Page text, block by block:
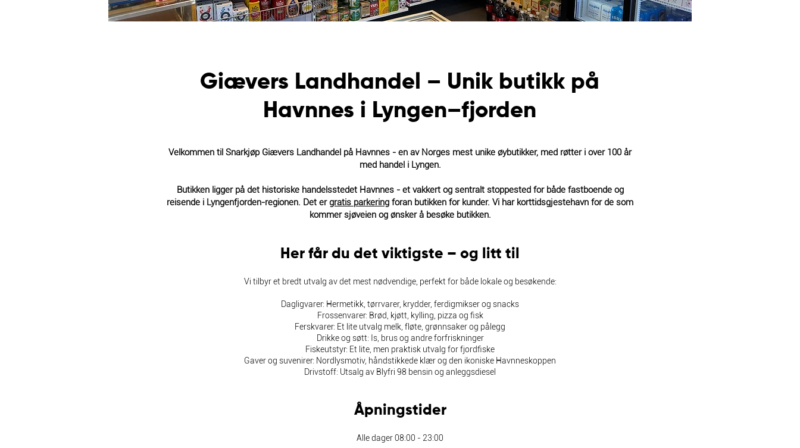
Giævers Landhandel – Unik butikk på
Havnnes i Lyngen–fjorden
Velkommen til Snarkjøp Giævers Landhandel på Havnnes - en av Norges mest unike øybutikker, med røtter i over 100 år
med handel i Lyngen.
Butikken ligger på det historiske handelsstedet Havnnes - et vakkert og sentralt stoppested for både fastboende og
reisende i Lyngenfjorden-regionen. Det ergratis parkering foran butikken for kunder. Vi har korttidsgjestehavn for de som
kommer sjøveien og ønsker å besøke butikken.
Her får du det viktigste – og litt til
Vi tilbyr et bredt utvalg av det mest nødvendige, perfekt for både lokale og besøkende:
Dagligvarer: Hermetikk, tørrvarer, krydder, ferdigmikser og snacks
Frossenvarer: Brød, kjøtt, kylling, pizza og fisk
Ferskvarer: Et lite utvalg melk, fløte, grønnsaker og pålegg
Drikke og søtt: Is, brus og andre forfriskninger
Fiskeutstyr: Et lite, men praktisk utvalg for fjordfiske
Gaver og suvenirer: Nordlysmotiv, håndstikkede klær og den ikoniske Havnneskoppen
Drivstoff: Utsalg av Blyfri 98 bensin og anleggsdiesel
Åpningstider
Alle dager 08:00 - 23:00